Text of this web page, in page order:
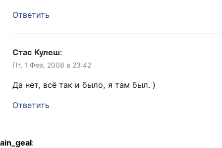
Ответить
Стас Кулеш:
Пт, 1 Фев, 2008 в 23:42
Да нет, всё так и было, я там был. )
Ответить
ain_geal: